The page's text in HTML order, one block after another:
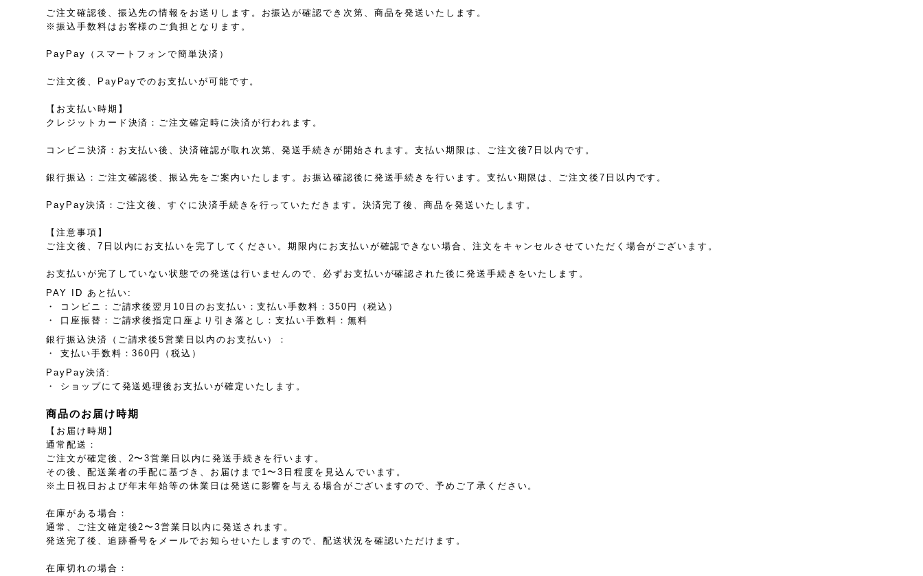
ご注文確認後、振込先の情報をお送りします。お振込が確認でき次第、商品を発送いたします。
※振込手数料はお客様のご負担となります。
PayPay（スマートフォンで簡単決済）
ご注文後、PayPayでのお支払いが可能です。
【お支払い時期】
クレジットカード決済：ご注文確定時に決済が行われます。
コンビニ決済：お支払い後、決済確認が取れ次第、発送手続きが開始されます。支払い期限は、ご注文後7日以内です。
銀行振込：ご注文確認後、振込先をご案内いたします。お振込確認後に発送手続きを行います。支払い期限は、ご注文後7日以内です。
PayPay決済：ご注文後、すぐに決済手続きを行っていただきます。決済完了後、商品を発送いたします。
【注意事項】
ご注文後、7日以内にお支払いを完了してください。期限内にお支払いが確認できない場合、注文をキャンセルさせていただく場合がございます。
お支払いが完了していない状態での発送は行いませんので、必ずお支払いが確認された後に発送手続きをいたします。
PAY ID あと払い:
・ コンビニ：ご請求後翌月10日のお支払い：支払い手数料：350円（税込）
・ 口座振替：ご請求後指定口座より引き落とし：支払い手数料：無料
銀行振込決済（ご請求後5営業日以内のお支払い）：
・ 支払い手数料：360円（税込）
PayPay決済:
・ ショップにて発送処理後お支払いが確定いたします。
商品のお届け時期
【お届け時期】
通常配送：
ご注文が確定後、2〜3営業日以内に発送手続きを行います。
その後、配送業者の手配に基づき、お届けまで1〜3日程度を見込んでいます。
※土日祝日および年末年始等の休業日は発送に影響を与える場合がございますので、予めご了承ください。
在庫がある場合：
通常、ご注文確定後2〜3営業日以内に発送されます。
発送完了後、追跡番号をメールでお知らせいたしますので、配送状況を確認いただけます。
在庫切れの場合：